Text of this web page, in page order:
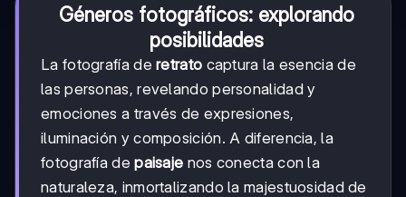
Géneros fotográficos: explorando
posibilidades
La fotografía deretrato captura la esencia de
las personas, revelando personalidad y
emociones a través de expresiones,
iluminación y composición. A diferencia, la
fotografía depaisaje nos conecta con la
naturaleza, inmortalizando la majestuosidad de